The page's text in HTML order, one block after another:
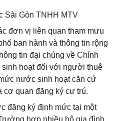
Sài Gòn TNHH MTV
đơn vị liên quan tham mưu
ban hành và thông tin rộng
tin đại chúng về Chính
hoạt đối với người thuê
nước sinh hoạt căn cứ
cơ quan đăng ký cư trú.
đăng ký định mức tại một
hợp nhiều hộ gia đình